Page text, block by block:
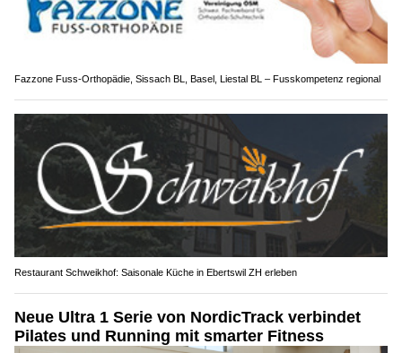
Fazzone Fuss-Orthopädie, Sissach BL, Basel, Liestal BL – Fusskompetenz regional
Restaurant Schweikhof: Saisonale Küche in Ebertswil ZH erleben
Neue Ultra 1 Serie von NordicTrack verbindet
Pilates und Running mit smarter Fitness